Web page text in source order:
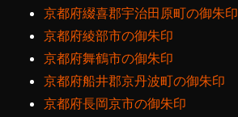
京都府綴喜郡宇治田原町の御朱印
京都府綾部市の御朱印
京都府舞鶴市の御朱印
京都府船井郡京丹波町の御朱印
京都府長岡京市の御朱印